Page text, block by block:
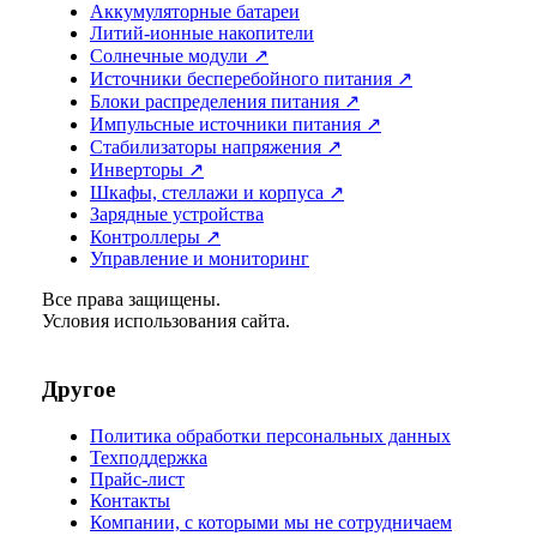
Аккумуляторные батареи
Литий-ионные накопители
Солнечные модули ↗
Источники бесперебойного питания ↗
Блоки распределения питания ↗
Импульсные источники питания ↗
Стабилизаторы напряжения ↗
Инверторы ↗
Шкафы, стеллажи и корпуса ↗
Зарядные устройства
Контроллеры ↗
Управление и мониторинг
Все права защищены.
Условия использования сайта.
Другое
Политика обработки персональных данных
Техподдержка
Прайс-лист
Контакты
Компании, с которыми мы не сотрудничаем